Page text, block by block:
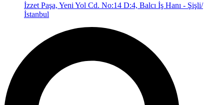
İzzet Paşa, Yeni Yol Cd. No:14 D:4, Balcı İş Hanı - Şişli/
İstanbul